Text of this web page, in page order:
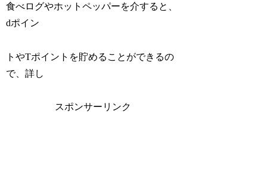
食べログやホットペッパーを介すると、
dポイン
トやTポイントを貯めることができるの
で、詳し
スポンサーリンク